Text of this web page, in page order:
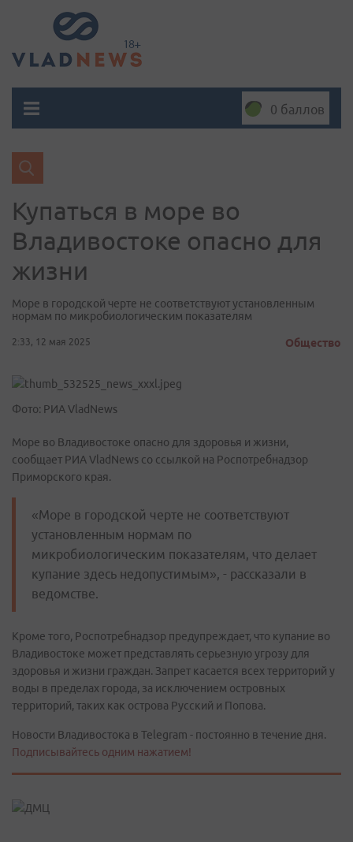
0 баллов
Купаться в море во
Владивостоке опасно для
жизни
Море в городской черте не соответствуют установленным
нормам по микробиологическим показателям
2:33, 12 мая 2025 Общество
Фото: РИА VladNews
Море во Владивостоке опасно для здоровья и жизни,
сообщает РИА VladNews со ссылкой на Роспотребнадзор
Приморского края.
«Море в городской черте не соответствуют
установленным нормам по
микробиологическим показателям, что делает
купание здесь недопустимым», - рассказали в
ведомстве.
Кроме того, Роспотребнадзор предупреждает, что купание во
Владивостоке может представлять серьезную угрозу для
здоровья и жизни граждан. Запрет касается всех территорий у
воды в пределах города, за исключением островных
территорий, таких как острова Русский и Попова.
Новости Владивостока в Telegram - постоянно в течение дня.
Подписывайтесь одним нажатием!